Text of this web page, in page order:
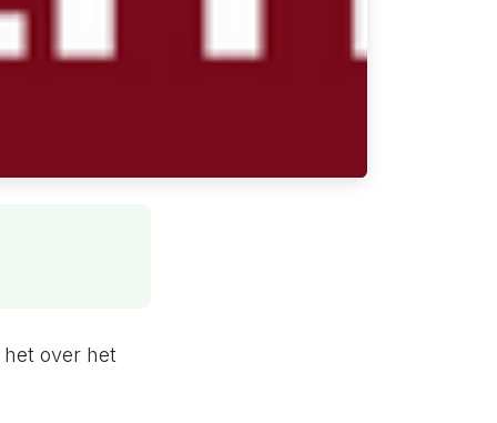
over het